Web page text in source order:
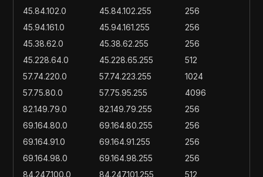
45.84.102.0
45.84.102.255
256
45.94.161.0
45.94.161.255
256
45.38.62.0
45.38.62.255
256
45.228.64.0
45.228.65.255
512
57.74.220.0
57.74.223.255
1024
57.75.80.0
57.75.95.255
4096
82.149.79.0
82.149.79.255
256
69.164.80.0
69.164.80.255
256
69.164.91.0
69.164.91.255
256
69.164.98.0
69.164.98.255
256
84.247.100.0
84.247.101.255
512